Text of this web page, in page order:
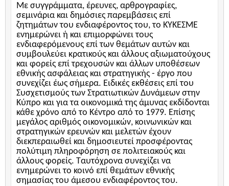
Με συγγράμματα, έρευνες, αρθρογραφίες,
σεμινάρια και δημόσιες παρεμβάσεις επί
ζητημάτων του ενδιαφέροντος του, το ΚΥΚΕΣΜΕ
ενημερώνει ή και επιμορφώνει τους
ενδιαφερόμενους επί των θεμάτων αυτών και
συμβουλεύει κρατικούς και άλλους αξιωματούχους
και φορείς επί τρεχουσών και άλλων υποθέσεων
εθνικής ασφάλειας και στρατηγικής - έργο που
συνεχίζει έως σήμερα. Ειδικές εκθέσεις επί του
Συσχετισμούς των Στρατιωτικών Δυνάμεων στην
Κύπρο και για τα οικονομικά της άμυνας εκδίδονται
κάθε χρόνο από το Κέντρο από το 1979. Επίσης
μεγάλος αριθμός οικονομικών, κοινωνικών και
στρατηγικών ερευνών και μελετών έχουν
διεκπεραιωθεί και δημοσιευτεί προσφέροντας
πολύτιμη πληροφόρηση σε πολιτειακούς και
άλλους φορείς. Ταυτόχρονα συνεχίζει να
ενημερώνει το κοινό επί θεμάτων εθνικής
σημασίας του άμεσου ενδιαφέροντος του.